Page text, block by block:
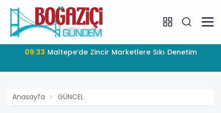
09:33 Maltepe’de Zincir Marketlere Sıkı Denetim
Anasayfa GÜNCEL